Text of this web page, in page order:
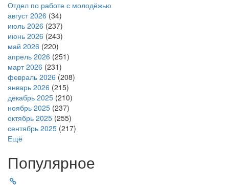
Отдел по работе с молодёжью
август 2026 (34)
июль 2026 (237)
июнь 2026 (243)
май 2026 (220)
апрель 2026 (251)
март 2026 (231)
февраль 2026 (208)
январь 2026 (215)
декабрь 2025 (210)
ноябрь 2025 (237)
октябрь 2025 (255)
сентябрь 2025 (217)
Ещё
Популярное